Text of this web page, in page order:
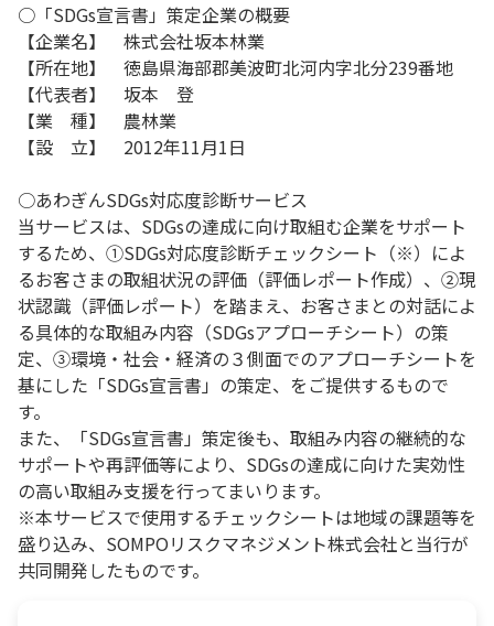
○「SDGs宣言書」策定企業の概要
【企業名】 株式会社坂本林業
【所在地】 徳島県海部郡美波町北河内字北分239番地
【代表者】 坂本 登
【業 種】 農林業
【設 立】 2012年11月1日
○あわぎんSDGs対応度診断サービス
当サービスは、SDGsの達成に向け取組む企業をサポート
するため、①SDGs対応度診断チェックシート（※）によ
るお客さまの取組状況の評価（評価レポート作成）、②現
状認識（評価レポート）を踏まえ、お客さまとの対話によ
る具体的な取組み内容（SDGsアプローチシート）の策
定、③環境・社会・経済の３側面でのアプローチシートを
基にした「SDGs宣言書」の策定、をご提供するもので
す。
また、「SDGs宣言書」策定後も、取組み内容の継続的な
サポートや再評価等により、SDGsの達成に向けた実効性
の高い取組み支援を行ってまいります。
※本サービスで使用するチェックシートは地域の課題等を
盛り込み、SOMPOリスクマネジメント株式会社と当行が
共同開発したものです。